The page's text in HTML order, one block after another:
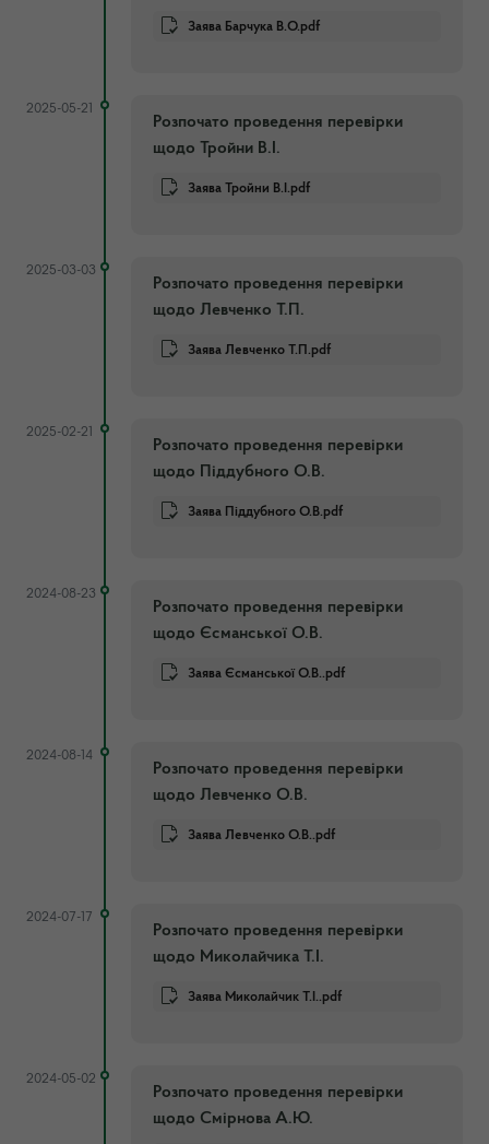
Заява Барчука В.О.pdf
2025-05-21
Розпочато проведення перевірки
щодо Тройни В.І.
Заява Тройни В.І.pdf
2025-03-03
Розпочато проведення перевірки
щодо Левченко Т.П.
Заява Левченко Т.П.pdf
2025-02-21
Розпочато проведення перевірки
щодо Піддубного О.В.
Заява Піддубного О.В.pdf
2024-08-23
Розпочато проведення перевірки
щодо Єсманської О.В.
Заява Єсманської О.В..pdf
2024-08-14
Розпочато проведення перевірки
щодо Левченко О.В.
Заява Левченко О.В..pdf
2024-07-17
Розпочато проведення перевірки
щодо Миколайчика Т.І.
Заява Миколайчик Т.І..pdf
2024-05-02
Розпочато проведення перевірки
щодо Смірнова А.Ю.